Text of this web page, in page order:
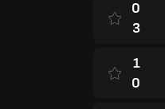
0
3
1
0